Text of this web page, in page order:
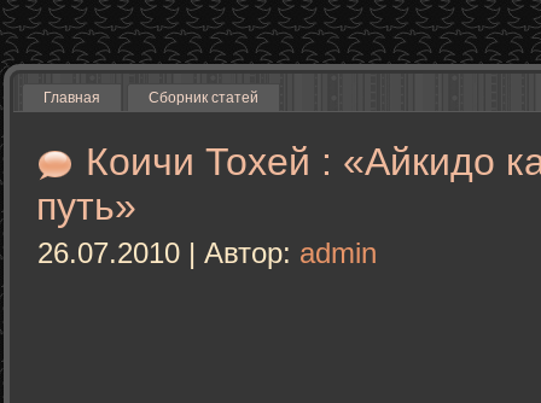
Главная Сборник статей
Коичи Тохей : «Айкидо
путь»
26.07.2010 | Автор: admin